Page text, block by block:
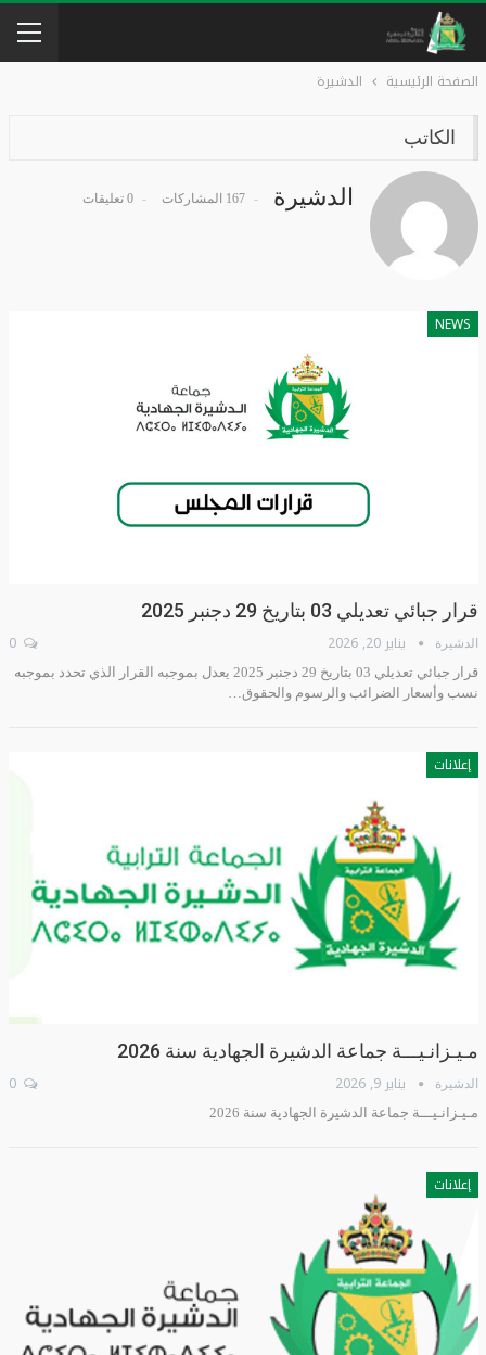
الصفحة الرئيسية الدشيرة
الكاتب
الدشيرة 167 المشاركات 0 تعليقات
NEWS
قرار جبائي تعديلي 03 بتاريخ 29 دجنبر 2025
الدشيرة يناير 20, 2026 0
قرار جبائي تعديلي 03 بتاريخ 29 دجنبر 2025 يعدل بموجبه القرار الذي تحدد بموجبه
نسب وأسعار الضرائب والرسوم والحقوق…
إعلانات
مـيـزانـيـــة جماعة الدشيرة الجهادية سنة 2026
الدشيرة يناير 9, 2026 0
مـيـزانـيـــة جماعة الدشيرة الجهادية سنة 2026
إعلانات